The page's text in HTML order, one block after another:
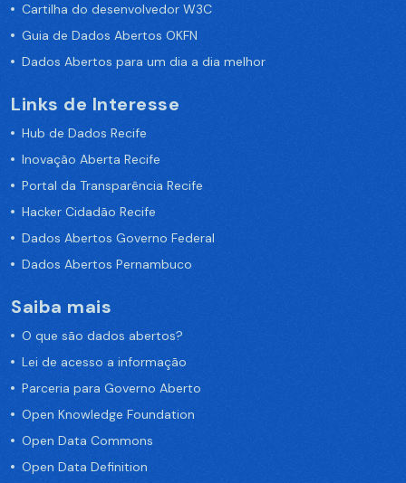
Cartilha do desenvolvedor W3C
Guia de Dados Abertos OKFN
Dados Abertos para um dia a dia melhor
Links de Interesse
Hub de Dados Recife
Inovação Aberta Recife
Portal da Transparência Recife
Hacker Cidadão Recife
Dados Abertos Governo Federal
Dados Abertos Pernambuco
Saiba mais
O que são dados abertos?
Lei de acesso a informação
Parceria para Governo Aberto
Open Knowledge Foundation
Open Data Commons
Open Data Definition